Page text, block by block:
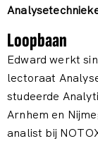
Loopbaan
Edward werkt
lectoraat
studeerde
Arnhem en
analist bij